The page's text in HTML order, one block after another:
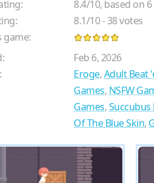
8.4/10, based on 6
8.1/10-38votes
game:
Feb 6, 2026
Eroge,Adult Beat
Games, NSFW
Games,Succubus
Of The Blue Skin,